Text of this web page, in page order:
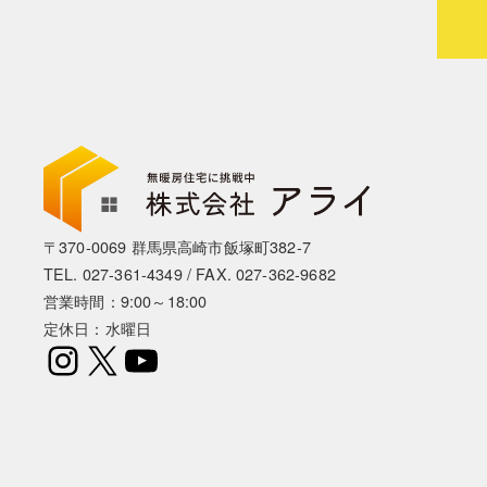
〒370-0069 群馬県高崎市飯塚町382-7
TEL. 027-361-4349/ FAX. 027-362-9682
営業時間：9:00～18:00
定休日：水曜日
Instagram
X YouTube